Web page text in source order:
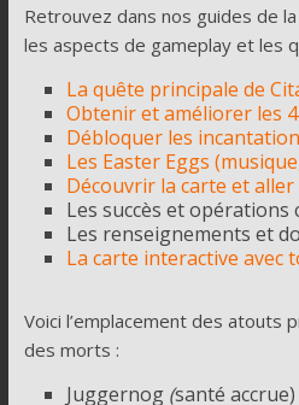
Retrouvez dans nos guides de
les aspects de gameplay et les
La quête principale de
Obtenir et améliorer les
Débloquer les
Les Easter Eggs
Découvrir la carte et aller
Les succès et opérations
Les renseignements et
La carte interactive avec
Voici l’emplacement des atouts
des morts :
Juggernog (santé accrue)